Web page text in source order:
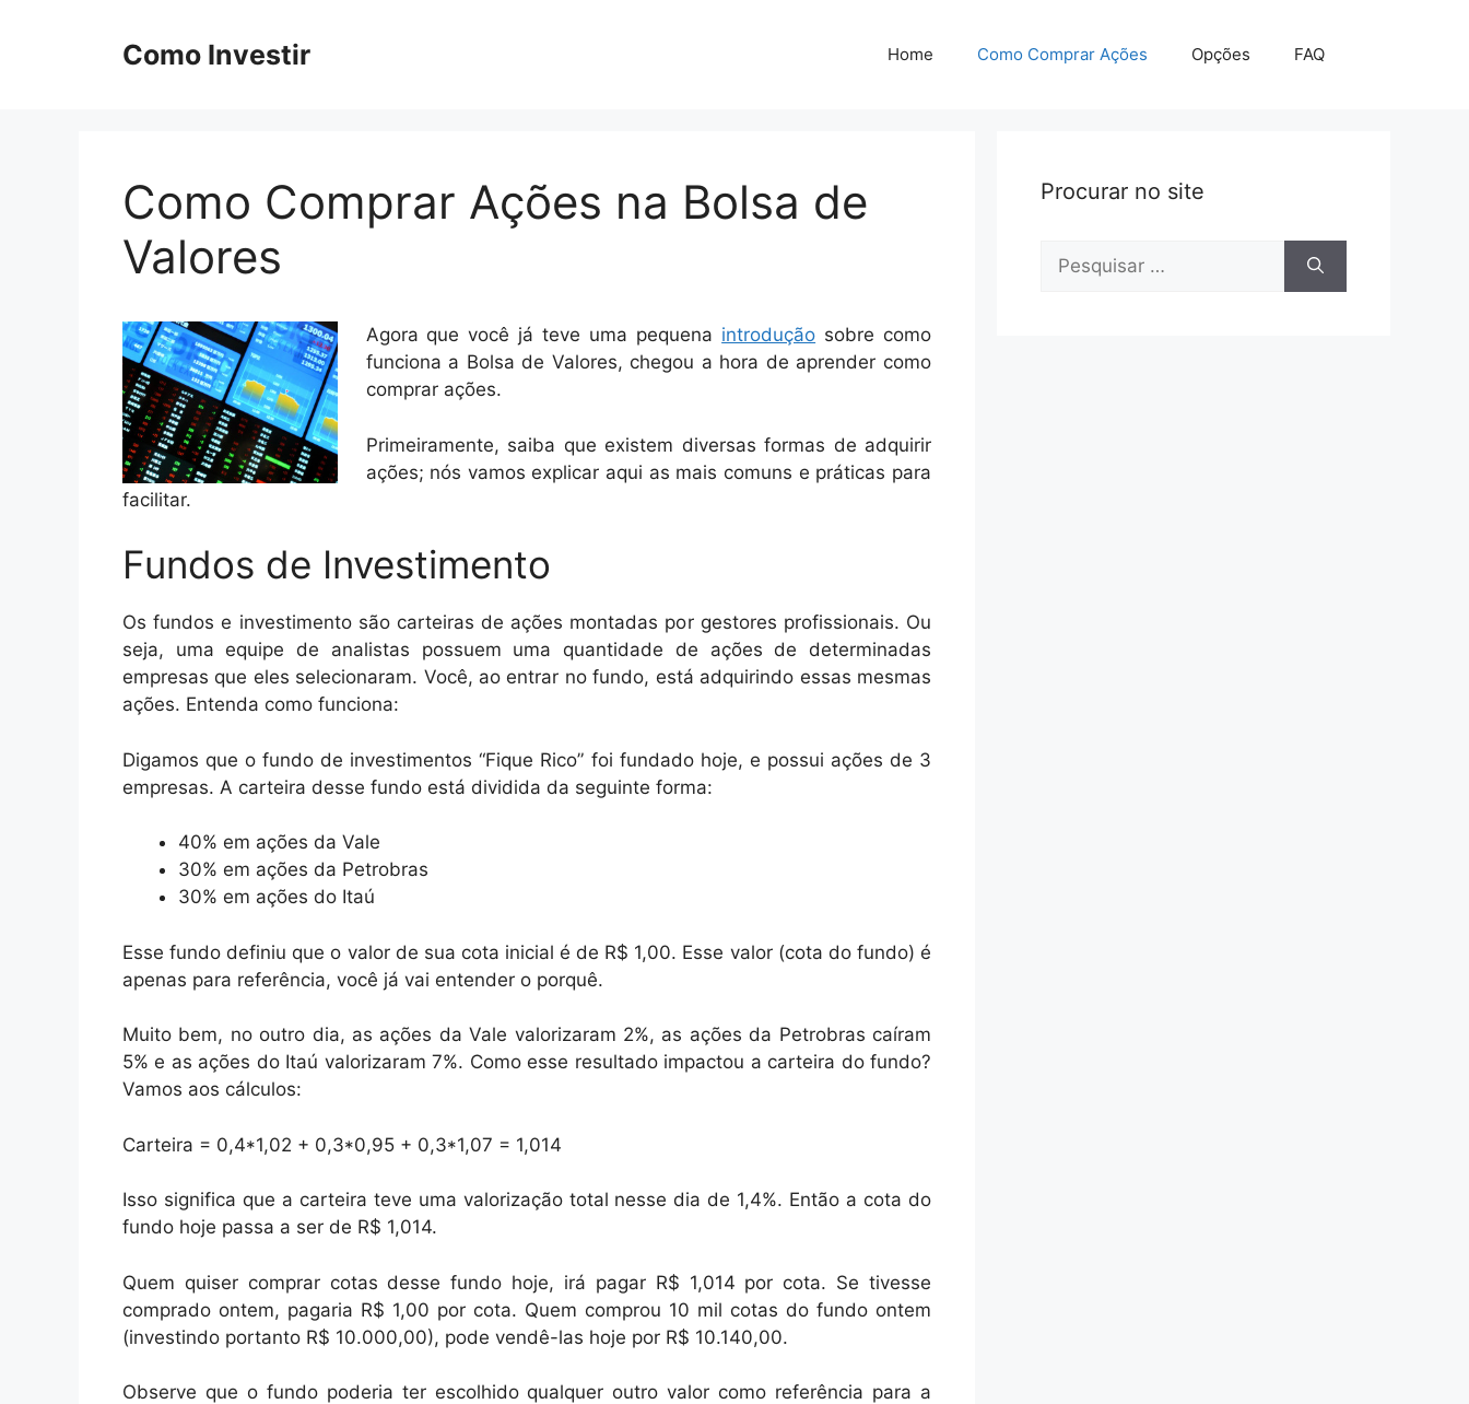
Como Investir Home Como Comprar Ações Opções FAQ
Como Comprar Ações na Bolsa de
Valores
Agora que você já teve uma pequena introdução sobre como
funciona a Bolsa de Valores, chegou a hora de aprender como
comprar ações.
Primeiramente, saiba que existem diversas formas de adquirir
ações; nós vamos explicar aqui as mais comuns e práticas para
facilitar.
Fundos de Investimento
Os fundos e investimento são carteiras de ações montadas por gestores profissionais. Ou
seja, uma equipe de analistas possuem uma quantidade de ações de determinadas
empresas que eles selecionaram. Você, ao entrar no fundo, está adquirindo essas mesmas
ações. Entenda como funciona:
Digamos que o fundo de investimentos “Fique Rico” foi fundado hoje, e possui ações de 3
empresas. A carteira desse fundo está dividida da seguinte forma:
40% em ações da Vale
30% em ações da Petrobras
30% em ações do Itaú
Esse fundo definiu que o valor de sua cota inicial é de R$ 1,00. Esse valor (cota do fundo) é
apenas para referência, você já vai entender o porquê.
Muito bem, no outro dia, as ações da Vale valorizaram 2%, as ações da Petrobras caíram
5% e as ações do Itaú valorizaram 7%. Como esse resultado impactou a carteira do fundo?
Vamos aos cálculos:
Carteira = 0,4*1,02 + 0,3*0,95 + 0,3*1,07 = 1,014
Isso significa que a carteira teve uma valorização total nesse dia de 1,4%. Então a cota do
fundo hoje passa a ser de R$ 1,014.
Quem quiser comprar cotas desse fundo hoje, irá pagar R$ 1,014 por cota. Se tivesse
comprado ontem, pagaria R$ 1,00 por cota. Quem comprou 10 mil cotas do fundo ontem
(investindo portanto R$ 10.000,00), pode vendê-las hoje por R$ 10.140,00.
Observe que o fundo poderia ter escolhido qualquer outro valor como referência para a
Procurar no site
Pesquisar